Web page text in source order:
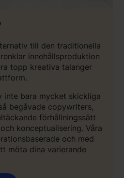
till den traditionella
innehållsproduktion
topp kreativa talanger
inte bara mycket skickliga
begåvade copywriters,
förhållningssätt
konceptualisering. Våra
och med
möta dina varierande